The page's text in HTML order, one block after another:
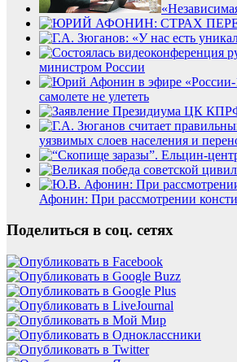
министром России
самолете не улететь
уязвимых слоев населения и
Афонин: При рассмотрении
Поделиться в соц. сетях